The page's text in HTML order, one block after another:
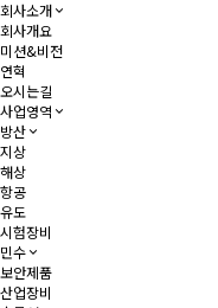
회사소개
회사개요
미션&비전
연혁
오시는길
사업영역
방산
지상
해상
항공
유도
시험장비
민수
보안제품
산업장비